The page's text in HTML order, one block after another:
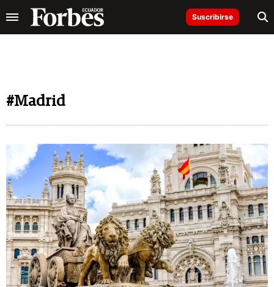
Suscribirse
#Madrid